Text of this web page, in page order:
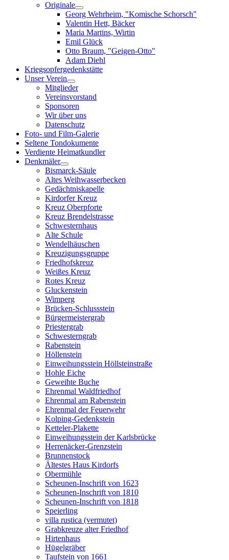
Originale
Georg Wehrheim, "Komische Schorsch"
Valentin Hett, Bäcker
Maria Martins, Wirtin
Emil Glück
Otto Braum, "Geigen-Otto"
Adam Diehl
Kriegsopfergedenkstätte
Unser Verein
Mitglieder
Vereinsvorstand
Sponsoren
Wir über uns
Datenschutz
Foto- und Film-Galerie
Seltene Tondokumente
Verdiente Heimatkundler
Denkmäler
Bismarck-Säule
Altes Weihwasserbecken
Gedächtniskapelle
Kirdorfer Kreuz
Kreuz Oberpforte
Kreuz Brendelstrasse
Schwesternhaus
Alte Schule
Wendelhäuschen
Kreuzigungsgruppe
Friedhofskreuz
Weißes Kreuz
Rotes Kreuz
Gluckenstein
Wimperg
Brücken-Schlussstein
Bürgermeistergrab
Priestergrab
Schwesterngrab
Rabenstein
Höllenstein
Einweihungsstein Höllsteinstraße
Hohle Eiche
Geweihte Buche
Ehrenmal Waldfriedhof
Ehrenmal am Rabenstein
Ehrenmal der Feuerwehr
Kolping-Gedenkstein
Ketteler-Plakette
Einweihungsstein der Karlsbrücke
Herrenäcker-Grenzstein
Brunnenstock
Ältestes Haus Kirdorfs
Obermühle
Scheunen-Inschrift von 1623
Scheunen-Inschrift von 1810
Scheunen-Inschrift von 1818
Speierling
villa rustica (vermutet)
Grabkreuze alter Friedhof
Hirtenhaus
Hügelgräber
Taufstein von 1661